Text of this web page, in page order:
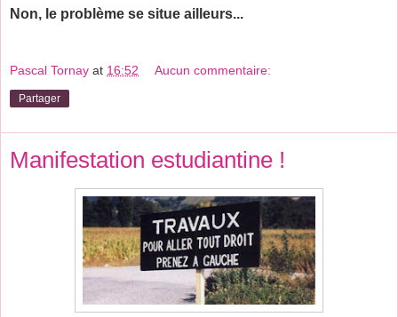
Non, le problème se situe ailleurs...
Pascal Tornay at 16:52 Aucun commentaire:
Partager
Manifestation estudiantine !